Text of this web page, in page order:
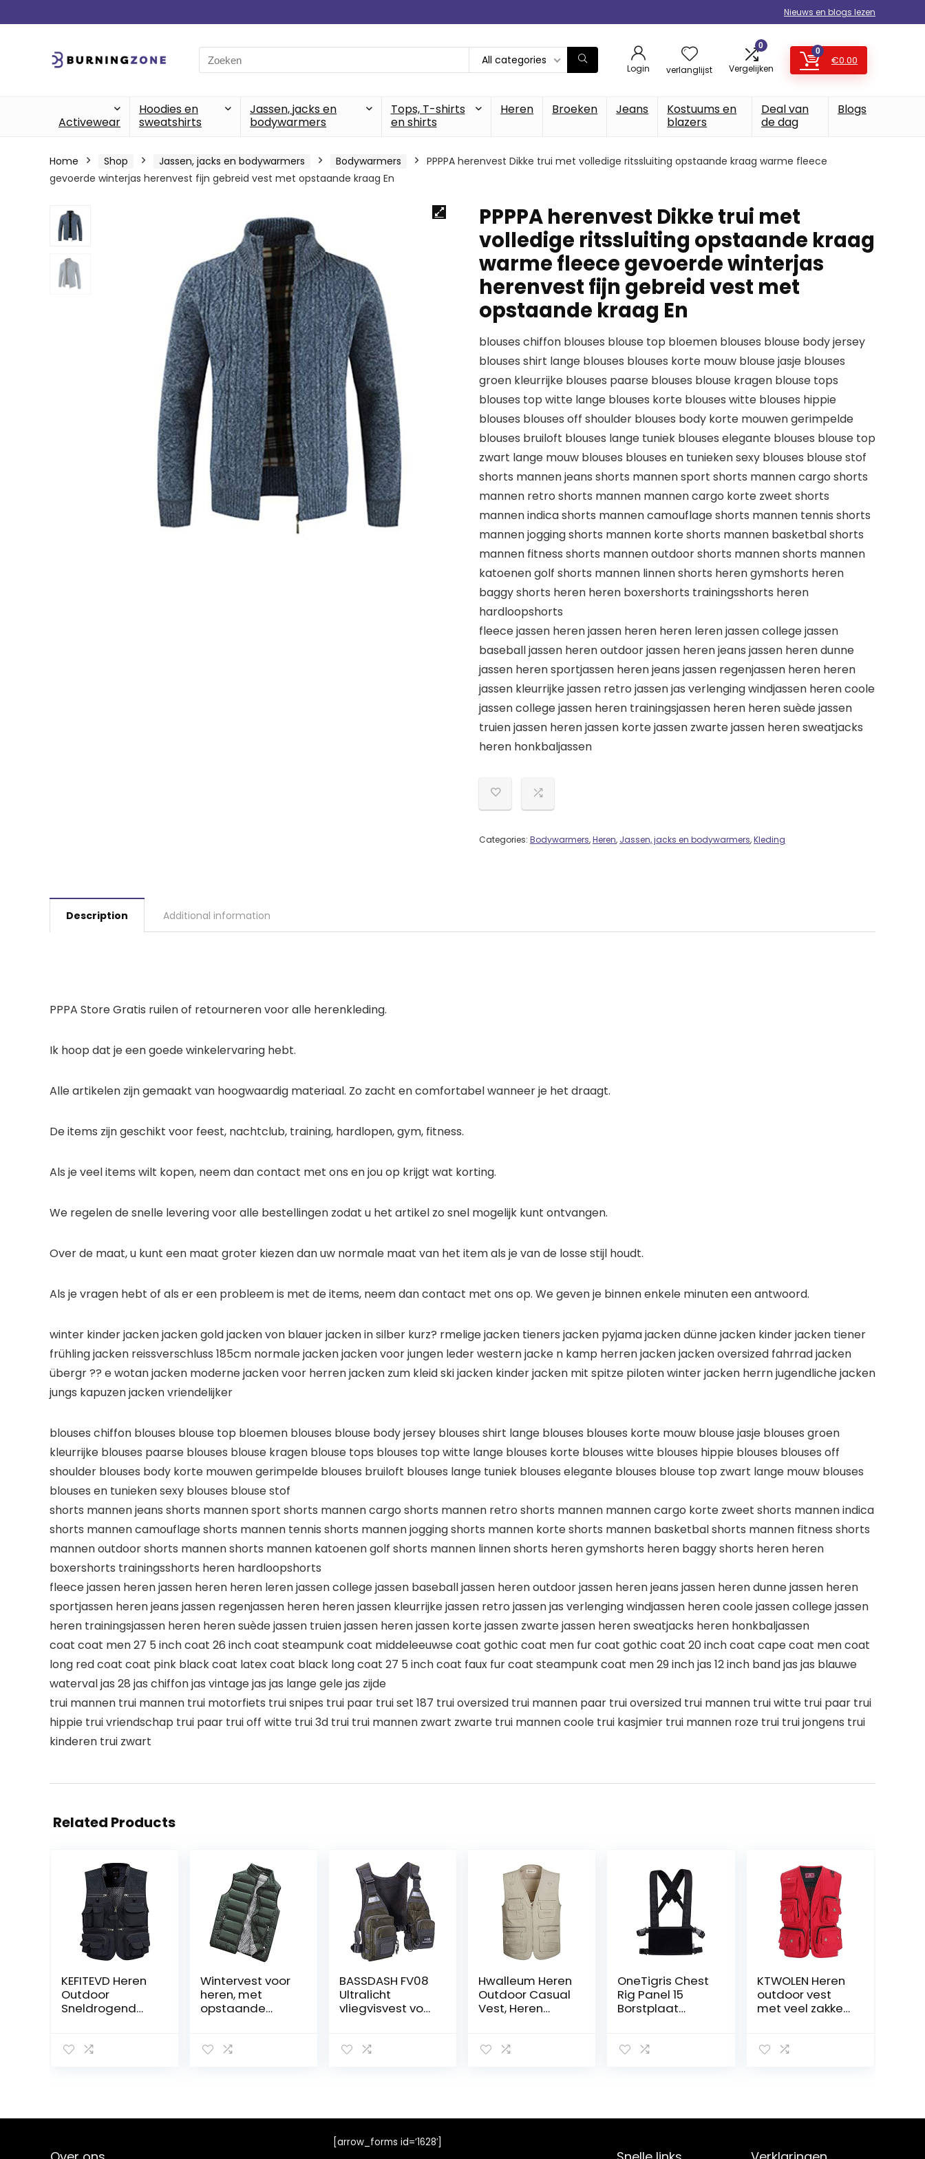
Nieuws en blogs lezen
Search
for:
All categories
Login verlanglijst
0
Vergelijken
0
€0.00
Activewear
Hoodies en
sweatshirts
Jassen, jacks en
bodywarmers
Tops, T-shirts
en shirts
Heren Broeken Jeans
Kostuums en
blazers
Deal van
de dag
Blogs
Home Shop Jassen, jacks en bodywarmers Bodywarmers
PPPPA herenvest Dikke trui met volledige ritssluiting opstaande kraag warme fleece
gevoerde winterjas herenvest fijn gebreid vest met opstaande kraag En
PPPPA herenvest Dikke trui met
volledige ritssluiting opstaande kraag
warme fleece gevoerde winterjas
herenvest fijn gebreid vest met
opstaande kraag En
blouses chiffon blouses blouse top bloemen blouses blouse body jersey
blouses shirt lange blouses blouses korte mouw blouse jasje blouses
groen kleurrijke blouses paarse blouses blouse kragen blouse tops
blouses top witte lange blouses korte blouses witte blouses hippie
blouses blouses off shoulder blouses body korte mouwen gerimpelde
blouses bruiloft blouses lange tuniek blouses elegante blouses blouse top
zwart lange mouw blouses blouses en tunieken sexy blouses blouse stof
shorts mannen jeans shorts mannen sport shorts mannen cargo shorts
mannen retro shorts mannen mannen cargo korte zweet shorts
mannen indica shorts mannen camouflage shorts mannen tennis shorts
mannen jogging shorts mannen korte shorts mannen basketbal shorts
mannen fitness shorts mannen outdoor shorts mannen shorts mannen
katoenen golf shorts mannen linnen shorts heren gymshorts heren
baggy shorts heren heren boxershorts trainingsshorts heren
hardloopshorts
fleece jassen heren jassen heren heren leren jassen college jassen
baseball jassen heren outdoor jassen heren jeans jassen heren dunne
jassen heren sportjassen heren jeans jassen regenjassen heren heren
jassen kleurrijke jassen retro jassen jas verlenging windjassen heren coole
jassen college jassen heren trainingsjassen heren heren suède jassen
truien jassen heren jassen korte jassen zwarte jassen heren sweatjacks
heren honkbaljassen
Categories: Bodywarmers,Heren, Jassen, jacks en bodywarmers,Kleding
Description Additional information
PPPA Store Gratis ruilen of retourneren voor alle herenkleding.
Ik hoop dat je een goede winkelervaring hebt.
Alle artikelen zijn gemaakt van hoogwaardig materiaal. Zo zacht en comfortabel wanneer je het draagt.
De items zijn geschikt voor feest, nachtclub, training, hardlopen, gym, fitness.
Als je veel items wilt kopen, neem dan contact met ons en jou op krijgt wat korting.
We regelen de snelle levering voor alle bestellingen zodat u het artikel zo snel mogelijk kunt ontvangen.
Over de maat, u kunt een maat groter kiezen dan uw normale maat van het item als je van de losse stijl houdt.
Als je vragen hebt of als er een probleem is met de items, neem dan contact met ons op. We geven je binnen enkele minuten een antwoord.
winter kinder jacken jacken gold jacken von blauer jacken in silber kurz? rmelige jacken tieners jacken pyjama jacken dünne jacken kinder jacken tiener
frühling jacken reissverschluss 185cm normale jacken jacken voor jungen leder western jacke n kamp herren jacken jacken oversized fahrrad jacken
übergr ?? e wotan jacken moderne jacken voor herren jacken zum kleid ski jacken kinder jacken mit spitze piloten winter jacken herrn jugendliche jacken
jungs kapuzen jacken vriendelijker
blouses chiffon blouses blouse top bloemen blouses blouse body jersey blouses shirt lange blouses blouses korte mouw blouse jasje blouses groen
kleurrijke blouses paarse blouses blouse kragen blouse tops blouses top witte lange blouses korte blouses witte blouses hippie blouses blouses off
shoulder blouses body korte mouwen gerimpelde blouses bruiloft blouses lange tuniek blouses elegante blouses blouse top zwart lange mouw blouses
blouses en tunieken sexy blouses blouse stof
shorts mannen jeans shorts mannen sport shorts mannen cargo shorts mannen retro shorts mannen mannen cargo korte zweet shorts mannen indica
shorts mannen camouflage shorts mannen tennis shorts mannen jogging shorts mannen korte shorts mannen basketbal shorts mannen fitness shorts
mannen outdoor shorts mannen shorts mannen katoenen golf shorts mannen linnen shorts heren gymshorts heren baggy shorts heren heren
boxershorts trainingsshorts heren hardloopshorts
fleece jassen heren jassen heren heren leren jassen college jassen baseball jassen heren outdoor jassen heren jeans jassen heren dunne jassen heren
sportjassen heren jeans jassen regenjassen heren heren jassen kleurrijke jassen retro jassen jas verlenging windjassen heren coole jassen college jassen
heren trainingsjassen heren heren suède jassen truien jassen heren jassen korte jassen zwarte jassen heren sweatjacks heren honkbaljassen
coat coat men 27 5 inch coat 26 inch coat steampunk coat middeleeuwse coat gothic coat men fur coat gothic coat 20 inch coat cape coat men coat
long red coat coat pink black coat latex coat black long coat 27 5 inch coat faux fur coat steampunk coat men 29 inch jas 12 inch band jas jas blauwe
waterval jas 28 jas chiffon jas vintage jas jas lange gele jas zijde
trui mannen trui mannen trui motorfiets trui snipes trui paar trui set 187 trui oversized trui mannen paar trui oversized trui mannen trui witte trui paar trui
hippie trui vriendschap trui paar trui off witte trui 3d trui trui mannen zwart zwarte trui mannen coole trui kasjmier trui mannen roze trui trui jongens trui
kinderen trui zwart
Related Products
KEFITEVD Heren
Outdoor
Sneldrogend
Fotografie
Wintervest voor
heren, met
opstaande
gewatteerd
warm,
BASSDASH FV08
Ultralicht
vliegvisvest voor
eenheidsmaat
Hwalleum Heren
Outdoor Casual
Vest, Heren
Multi-Zakken
Plus Size
OneTigris Chest
Rig Panel 15
Borstplaat
Platform |
KTWOLEN Heren
outdoor vest
met veel zakken
Safari vest
[arrow_forms id=’1628′]